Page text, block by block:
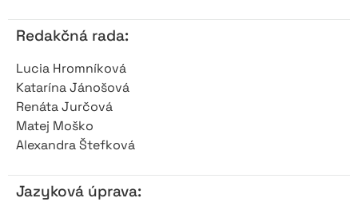
Redakčná rada:
Lucia Hromníková
Katarína Jánošová
Renáta Jurčová
Matej Moško
Alexandra Štefková
Jazyková úprava: